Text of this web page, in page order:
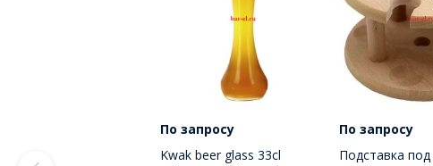
По запросу
Kwak beer glass 33cl
По запросу
Подставка